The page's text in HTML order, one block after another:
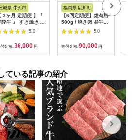
城県 牛久市
3ヶ月 定期便 】『
陸牛 』 すき焼き し
ぶしゃぶ用 ( 赤身 )
( 茨城県共通返
品 ) 牛肉 牛 肉 お肉
産 赤身肉 すきやき
き焼き肉 しゃぶし
黒毛和牛 和牛 国
黒毛和牛 国産牛 ギ
ト 贈答[BM046us]
5.0
金額: 36,000 円
福岡県 広川町
【6回定期便】焼肉用
500g / 焼き肉 和牛
[AFBO071]
5.0
寄付金額: 90,000 円
ている記事の紹介